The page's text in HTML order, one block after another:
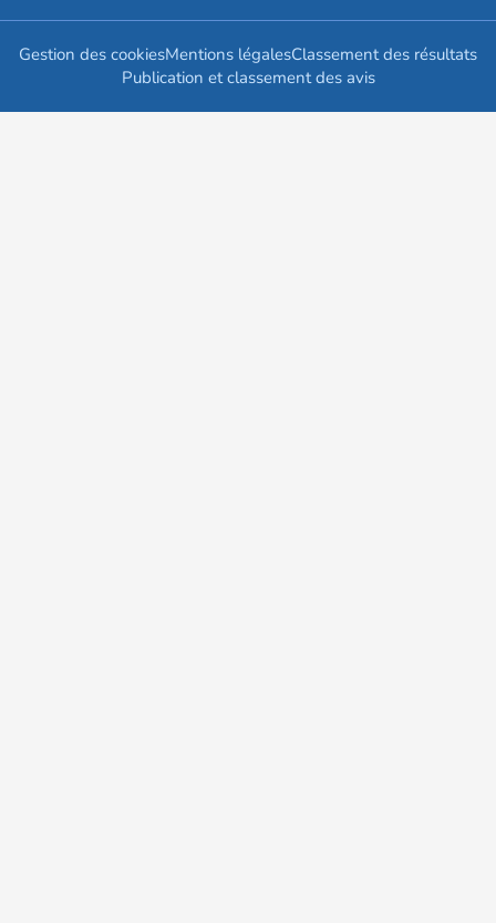
Gestion des cookiesMentions légalesClassement des résultats
Publication et classement des avis